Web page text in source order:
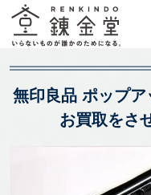
無印良品 ポップ
お買取をさ